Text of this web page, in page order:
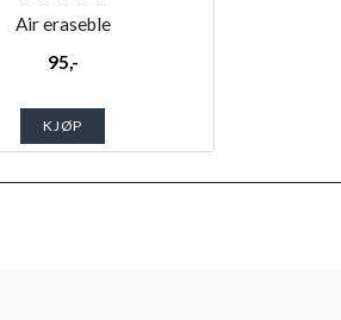
Air eraseble
95,-
KJØP